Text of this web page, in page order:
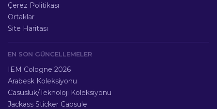
Çerez Politikası
Ortaklar
Site Haritası
EN SON GÜNCELLEMELER
IEM Cologne 2026
Arabesk Koleksiyonu
Casusluk/Teknoloji Koleksiyonu
Jackass Sticker Capsule